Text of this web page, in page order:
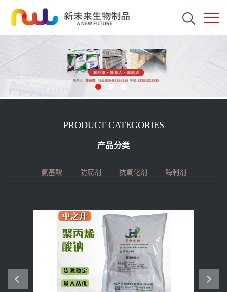
PRODUCT CATEGORIES
产品分类
氨基酸 防腐剂 抗氧化剂 酶制剂